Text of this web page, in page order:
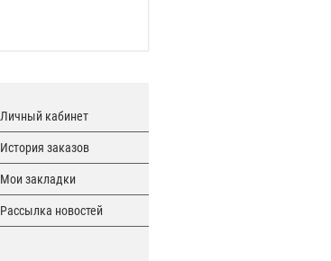
Личный кабинет
История заказов
Мои закладки
Рассылка новостей